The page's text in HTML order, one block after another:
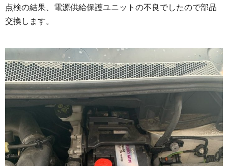
点検の結果、電源供給保護ユニットの不良でしたので部品
交換します。